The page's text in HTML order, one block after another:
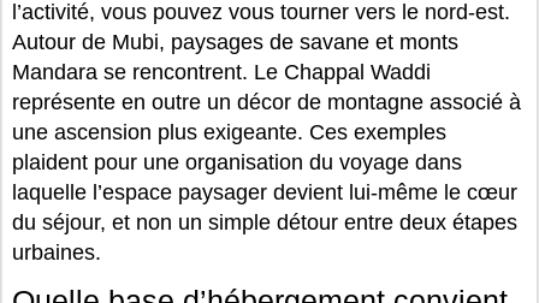
l’activité, vous pouvez vous tourner vers le nord-est.
Autour de Mubi, paysages de savane et monts
Mandara se rencontrent. Le Chappal Waddi
représente en outre un décor de montagne associé à
une ascension plus exigeante. Ces exemples
plaident pour une organisation du voyage dans
laquelle l’espace paysager devient lui-même le cœur
du séjour, et non un simple détour entre deux étapes
urbaines.